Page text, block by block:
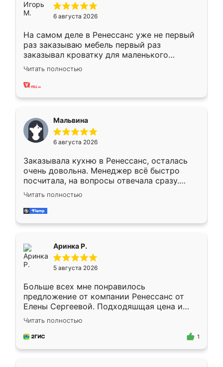
6 августа 2026
На самом деле в Ренессанс уже не первый
раз заказываю мебель первый раз
заказывал кроватку для маленького
ребёнка при его рождении ,во второй раз
заказал шкаф-купе. По качеству очень
хорошее сборка достаточно быстрая,
меньше, здесь же он более разнообразный.
Мне нравится ,если что-то потребуется из
мебели буду заказывать только здесь.
Читать полностью
Мальвина
6 августа 2026
Заказывала кухню в Ренессанс, осталась
очень довольна. Менеджер всё быстро
посчитала, на вопросы отвечала сразу.
Замерщик приехал в субботу, подошёл к
делу со всей ответственностью. Собрали
за день, ребята работали аккуратно, даже
Читать полностью
Аринка Р.
5 августа 2026
Больше всех мне понравилось
предложение от компании Ренессанс от
Елены Сергеевой. Подходяшщая цена и
короткие сроки изготовления. Приехавший
для замера сотрудник Владислав
предложил по моему эскизу самый
Читать полностью
1